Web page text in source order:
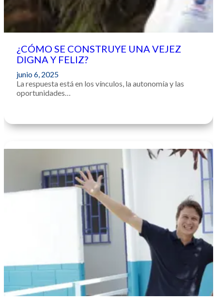
¿CÓMO SE CONSTRUYE UNA VEJEZ
DIGNA Y FELIZ?
junio 6, 2025
La respuesta está en los vínculos, la autonomía y las
oportunidades…